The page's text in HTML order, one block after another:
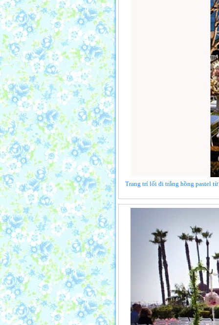
Trang trí lối đi trắng hồng pastel